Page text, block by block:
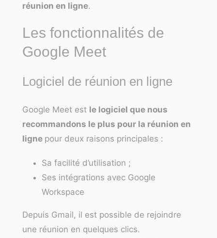
réunion en ligne.
Les fonctionnalités de
Google Meet
Logiciel de réunion en ligne
Google Meet est le logiciel que nous
recommandons le plus pour la réunion en
ligne pour deux raisons principales :
Sa facilité d’utilisation ;
Ses intégrations avec Google
Workspace
Depuis Gmail, il est possible de rejoindre
une réunion en quelques clics.